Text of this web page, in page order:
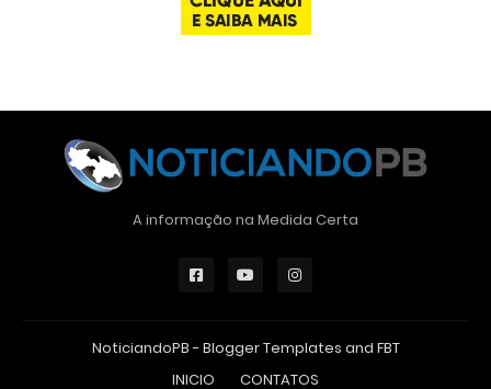
A informação na Medida Certa
NoticiandoPB - Blogger Templates and FBT
INICIO
CONTATOS